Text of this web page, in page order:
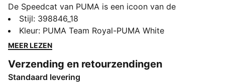
De Speedcat van PUMA is een icoon van de
racecultuur en streetstyle, en dat al tientallen jaren. De
wereld leerde hem eerst kennen als een ultraslanke
raceschoen die milliseconden van de rondetijden af
streetwear-musthave die je overal ter wereld in de
modehoofdsteden kon zien. Zijn verhaal verandert
Stijl: 398846_18
Kleur: PUMA Team Royal-PUMA White
MEER LEZEN
Verzending en retourzendingen
Standaard levering